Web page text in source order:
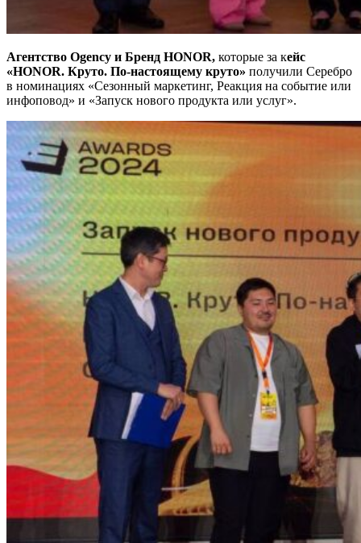
Агентство Ogency и Бренд HONOR, которые за кейс
«HONOR. Круто. По-настоящему круто» получили Серебро
в номинациях «Сезонный маркетинг, Реакция на событие или
инфоповод» и «Запуск нового продукта или услуг».